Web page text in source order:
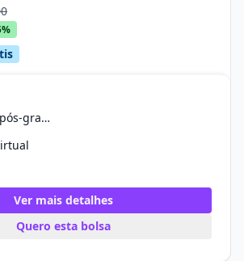
Especialização (pós-graduação)
Ver mais detalhes
Quero esta bolsa